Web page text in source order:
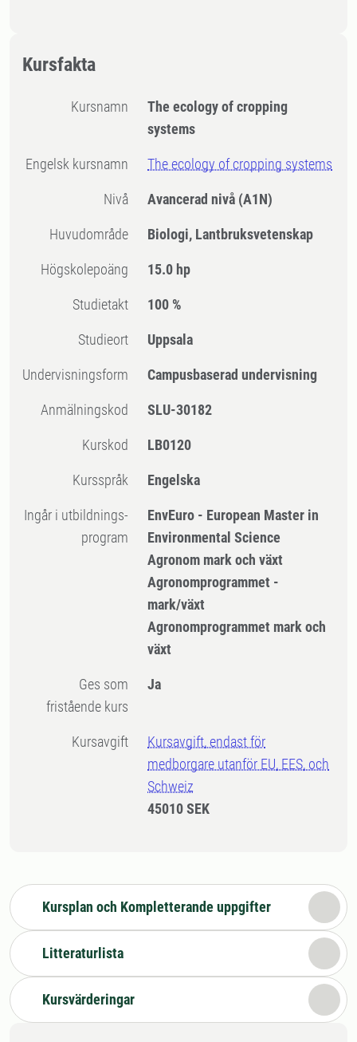
Kursfakta
Kursnamn
The ecology of cropping
systems
Engelsk kursnamn The ecology of cropping systems
Nivå Avancerad nivå (A1N)
Huvudområde Biologi, Lantbruksvetenskap
högskolepoäng 15.0 hp
Studietakt 100 %
Studieort Uppsala
Undervisningsform Campusbaserad undervisning
Anmälningskod SLU-30182
Kurskod LB0120
Kursspråk Engelska
Ingår i utbildnings-
program
EnvEuro - European Master in
Environmental Science
Agronom mark och växt
Agronomprogrammet -
mark/växt
Agronomprogrammet mark och
växt
Ges som
fristående kurs
Ja
Kursavgift
Kursavgift, endast för
medborgare utanför EU, EES, och
Schweiz
45010 SEK
Kursplan och Kompletterande uppgifter
Litteraturlista
Kursvärderingar